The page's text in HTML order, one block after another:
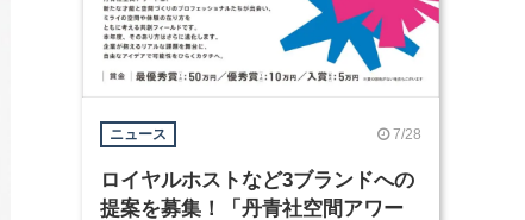
ニュース 7/28
ロイヤルホストなど3ブランドへの
提案を募集！「丹青社空間アワー